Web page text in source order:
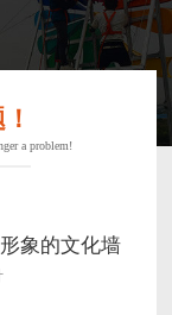
a problem!
象的文化墙